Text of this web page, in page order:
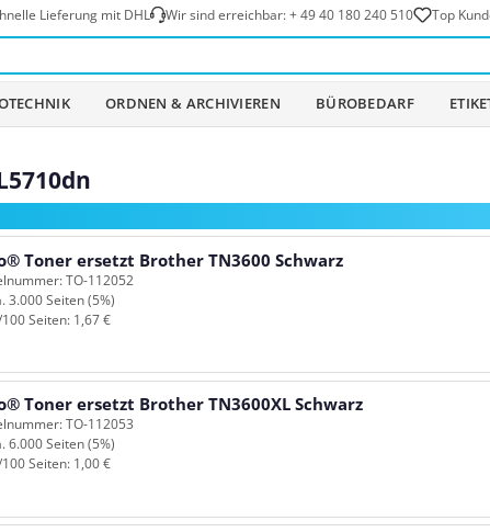
Lieferung mit DHL Wir sind erreichbar:+ 49 40 180 240 510 Top
ORDNEN & ARCHIVIEREN BÜROBEDARF
Toner ersetzt Brother TN3600 Schwarz
TO-112052
3.000 Seiten (5%)
Seiten: 1,67 €
Toner ersetzt Brother TN3600XL Schwarz
TO-112053
6.000 Seiten (5%)
Seiten: 1,00 €